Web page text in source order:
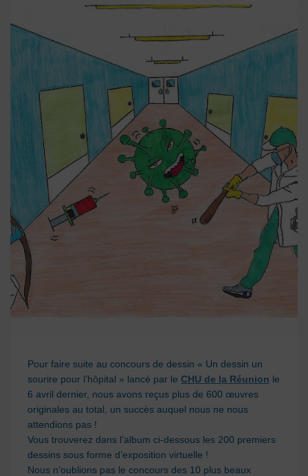
Pour faire suite au concours de dessin « Un dessin un
sourire pour l’hôpital » lancé par le CHU de la Réunion le
6 avril dernier, nous avons reçus plus de 600 œuvres
originales au total, un succès auquel nous ne nous
attendions pas !
Vous trouverez dans l’album ci-dessous les 200 premiers
dessins sous forme d’exposition virtuelle !
Nous n’oublions pas le concours des 10 plus beaux